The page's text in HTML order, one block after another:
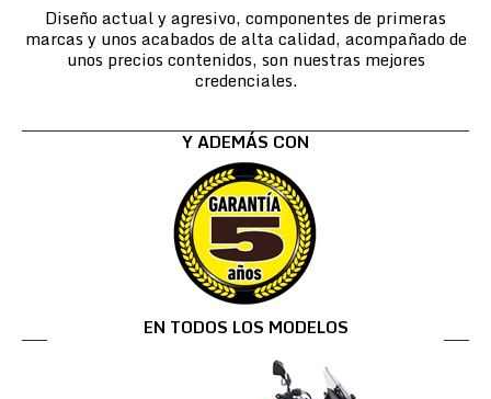
Diseño actual y agresivo, componentes de primeras
marcas y unos acabados de alta calidad, acompañado de
unos precios contenidos, son nuestras mejores
credenciales.
Y ADEMÁS CON
EN TODOS LOS MODELOS